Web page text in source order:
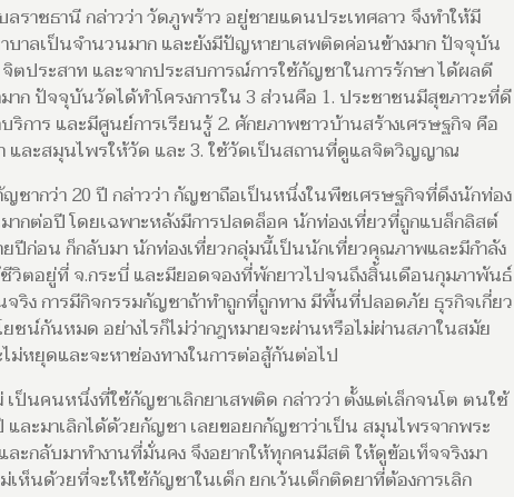
าชธานี กล่าวว่า วัดภูพร้าว อยู่ชายแดนประเทศลาว จึงทำให้มี
าลเป็นจำนวนมาก และยังมีปัญหายาเสพติดค่อนข้างมาก ปัจจุบัน
ตประสาท และจากประสบการณ์การใช้กัญชาในการรักษา ได้ผลดี
ก ปัจจุบันวัดได้ทำโครงการใน 3 ส่วนคือ 1. ประชาชนมีสุขภาวะที่ดี
การ และมีศูนย์การเรียนรู้ 2. ศักยภาพชาวบ้านสร้างเศรษฐกิจ คือ
และสมุนไพรให้วัด และ 3. ใช้วัดเป็นสถานที่ดูแลจิตวิญญาณ
ชากว่า 20 ปี กล่าวว่า กัญชาถือเป็นหนึ่งในพืชเศรษฐกิจที่ดึงนักท่อง
ากต่อปี โดยเฉพาะหลังมีการปลดล็อค นักท่องเที่ยวที่ถูกแบล็กลิสต์
ยปีก่อน ก็กลับมา นักท่องเที่ยวกลุ่มนี้เป็นนักเที่ยวคุณภาพและมีกำลัง
วิตอยู่ที่ จ.กระบี่ และมียอดจองที่พักยาวไปจนถึงสิ้นเดือนกุมภาพันธ์
ริง การมีกิจกรรมกัญชาถ้าทำถูกที่ถูกทาง มีพื้นที่ปลอดภัย ธุรกิจเกี่ยว
ชน์กันหมด อย่างไรก็ไม่ว่ากฎหมายจะผ่านหรือไม่ผ่านสภาในสมัย
ม่หยุดและจะหาช่องทางในการต่อสู้กันต่อไป
นคนหนึ่งที่ใช้กัญชาเลิกยาเสพติด กล่าวว่า ตั้งแต่เล็กจนโต ตนใช้
ละมาเลิกได้ด้วยกัญชา เลยขอยกกัญชาว่าเป็น สมุนไพรจากพระ
ะกลับมาทำงานที่มั่นคง จึงอยากให้ทุกคนมีสติ ให้ดูข้อเท็จจริงมา
ห็นด้วยที่จะให้ใช้กัญชาในเด็ก ยกเว้นเด็กติดยาที่ต้องการเลิก